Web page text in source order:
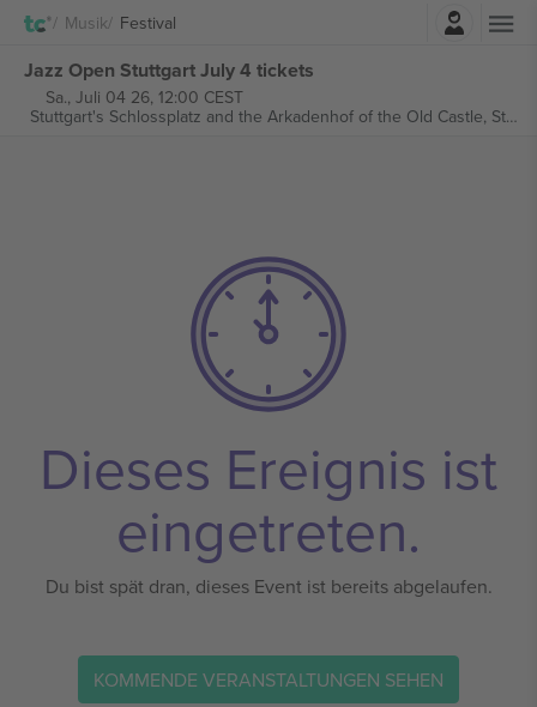
Musik Festival
Jazz Open Stuttgart July 4 tickets
Sa., Juli 04 26, 12:00 CEST
Stuttgart's Schlossplatz and the Arkadenhof of the Old Castle, Stuttgart, Germany
Dieses Ereignis ist
eingetreten.
Du bist spät dran, dieses Event ist bereits abgelaufen.
KOMMENDE VERANSTALTUNGEN SEHEN